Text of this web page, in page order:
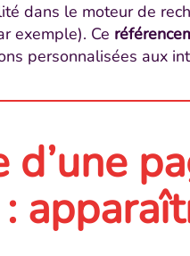
dans le moteur de
exemple). Ce
personnalisées aux
d’une